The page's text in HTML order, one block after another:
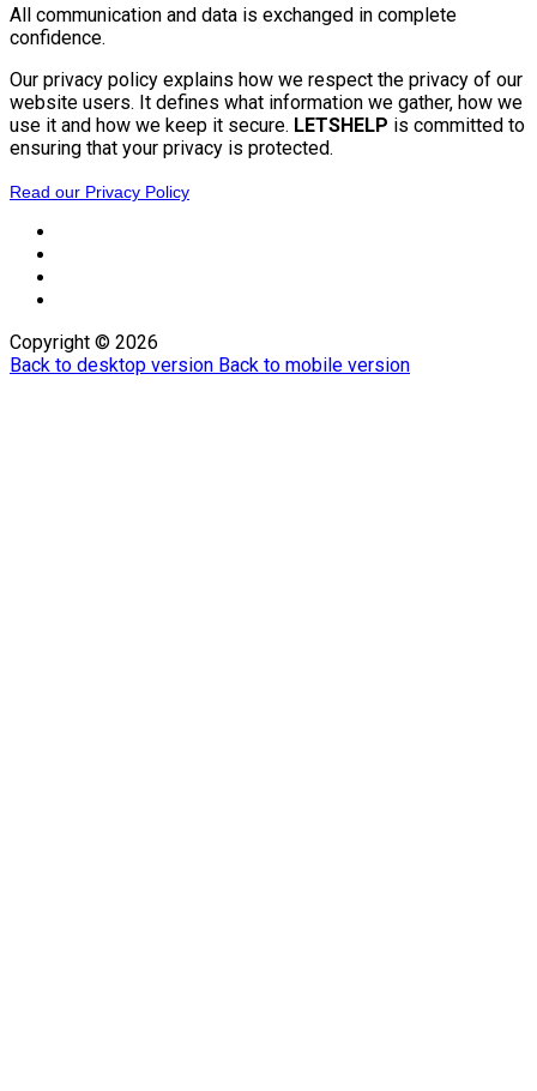
All communication and data is exchanged in complete
confidence.
Our privacy policy explains how we respect the privacy of our
website users. It defines what information we gather, how we
use it and how we keep it secure. LETSHELP is committed to
ensuring that your privacy is protected.
Read our Privacy Policy
Copyright © 2026
Back to desktop version Back to mobile version